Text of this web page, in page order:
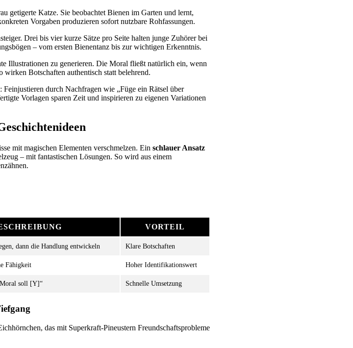
getigerte Katze. Sie beobachtet Bienen im Garten und lernt,
Vorgaben produzieren sofort nutzbare Rohfassungen.
Drei bis vier kurze Sätze pro Seite halten junge Zuhörer bei
– vom ersten Bienentanz bis zur wichtigen Erkenntnis.
Illustrationen zu generieren. Die Moral fließt natürlich ein, wenn
wirken Botschaften authentisch statt belehrend.
Feinjustieren durch Nachfragen wie „Füge ein Rätsel über
Vorlagen sparen Zeit und inspirieren zu eigenen Variationen
mit magischen Elementen verschmelzen. Ein schlauer Ansatz
– mit fantastischen Lösungen. So wird aus einem
VORTEIL
dann die Handlung entwickeln Klare Botschaften
Fähigkeit Hoher Identifikationswert
soll [Y]“ Schnelle Umsetzung
das mit Superkraft-Pineustern Freundschaftsprobleme